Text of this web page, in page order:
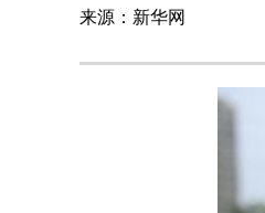
来源：新华网